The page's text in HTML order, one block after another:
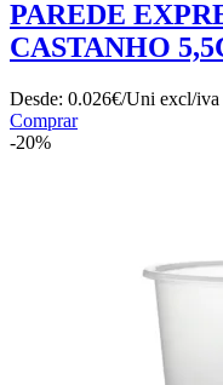
PAREDE
CASTANHO
Desde: 0.026€/Uni excl/iva
Comprar
-20%